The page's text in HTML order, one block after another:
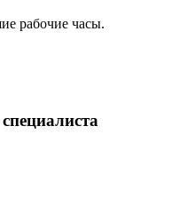
рабочие часы.